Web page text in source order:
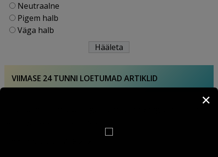
Neutraalne
Pigem halb
Väga halb
VIIMASE 24 TUNNI LOETUMAD ARTIKLID
✕